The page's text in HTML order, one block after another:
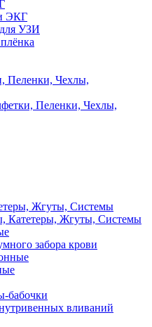
ЭКГ
УЗИ
Пеленки, Чехлы,
Пеленки, Чехлы,
Жгуты, Системы
Жгуты, Системы
забора крови
бабочки
вливаний